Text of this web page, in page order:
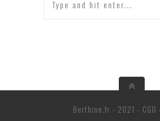
Berthine.fr - 2021 - CGU -